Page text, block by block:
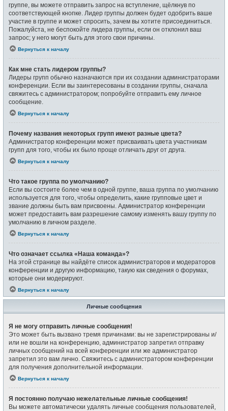
группе, вы можете отправить запрос на вступление, щёлкнув по
соответствующей кнопке. Лидер группы должен будет одобрить ваше
участие в группе и может спросить, зачем вы хотите присоединиться.
Пожалуйста, не беспокойте лидера группы, если он отклонил ваш
запрос; у него могут быть для этого свои причины.
Вернуться к началу
Как мне стать лидером группы?
Лидеры групп обычно назначаются при их создании администраторами
конференции. Если вы заинтересованы в создании группы, сначала
свяжитесь с администратором; попробуйте отправить ему личное
сообщение.
Вернуться к началу
Почему названия некоторых групп имеют разные цвета?
Администратор конференции может присваивать цвета участникам
групп для того, чтобы их было проще отличать друг от друга.
Вернуться к началу
Что такое группа по умолчанию?
Если вы состоите более чем в одной группе, ваша группа по умолчанию
используется для того, чтобы определить, какие групповые цвет и
звание должны быть вам присвоены. Администратор конференции
может предоставить вам разрешение самому изменять вашу группу по
умолчанию в личном разделе.
Вернуться к началу
Что означает ссылка «Наша команда»?
На этой странице вы найдёте список администраторов и модераторов
конференции и другую информацию, такую как сведения о форумах,
которые они модерируют.
Вернуться к началу
Личные сообщения
Я не могу отправить личные сообщения!
Это может быть вызвано тремя причинами: вы не зарегистрированы и/
или не вошли на конференцию, администратор запретил отправку
личных сообщений на всей конференции или же администратор
запретил это вам лично. Свяжитесь с администратором конференции
для получения дополнительной информации.
Вернуться к началу
Я постоянно получаю нежелательные личные сообщения!
Вы можете автоматически удалять личные сообщения пользователей,